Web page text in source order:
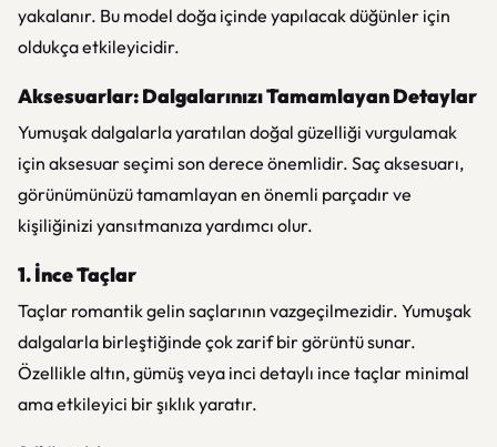
yakalanır. Bu model doğa içinde yapılacak düğünler için
oldukça etkileyicidir.
Aksesuarlar: Dalgalarınızı Tamamlayan Detaylar
Yumuşak dalgalarla yaratılan doğal güzelliği vurgulamak
için aksesuar seçimi son derece önemlidir. Saç aksesuarı,
görünümünüzü tamamlayan en önemli parçadır ve
kişiliğinizi yansıtmanıza yardımcı olur.
1. İnce Taçlar
Taçlar romantik gelin saçlarının vazgeçilmezidir. Yumuşak
dalgalarla birleştiğinde çok zarif bir görüntü sunar.
Özellikle altın, gümüş veya inci detaylı ince taçlar minimal
ama etkileyici bir şıklık yaratır.